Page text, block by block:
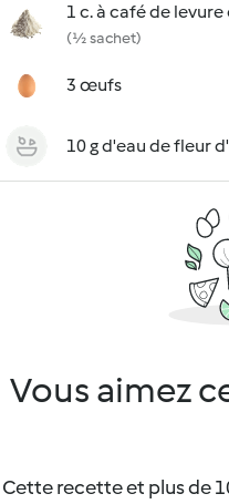
1 c. à café de
(½ sachet)
3 œufs
10 g d'eau de fleur
Vous aimez
Cette recette et plus de